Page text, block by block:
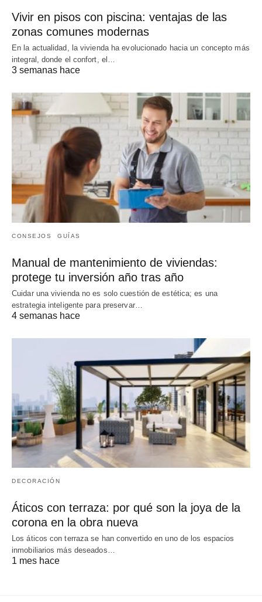
Vivir en pisos con piscina: ventajas de las
zonas comunes modernas
En la actualidad, la vivienda ha evolucionado hacia un concepto más
integral, donde el confort, el…
3 semanas hace
CONSEJOS GUÍAS
Manual de mantenimiento de viviendas:
protege tu inversión año tras año
Cuidar una vivienda no es solo cuestión de estética; es una
estrategia inteligente para preservar…
4 semanas hace
DECORACIÓN
Áticos con terraza: por qué son la joya de la
corona en la obra nueva
Los áticos con terraza se han convertido en uno de los espacios
inmobiliarios más deseados…
1 mes hace